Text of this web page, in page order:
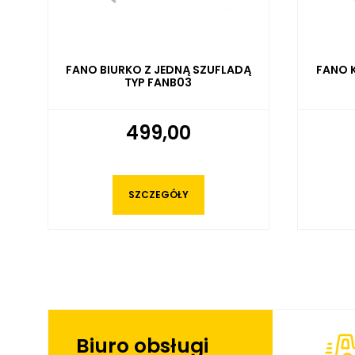
FANO KOMODA DWUDRZWIOWA
TYP FANK03
729,00
SZCZEGÓŁY
FANO
Biuro obsługi